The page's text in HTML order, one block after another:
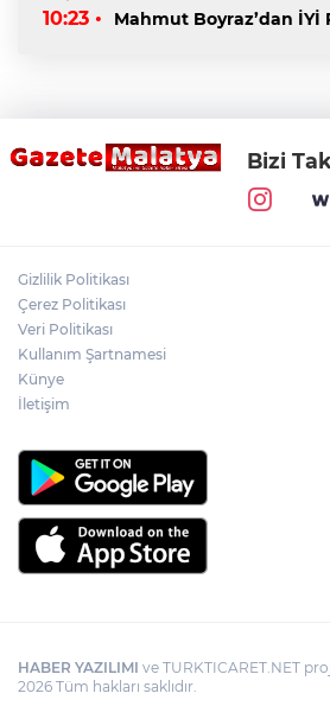
10:23 • Mahmut Boyraz’dan İYİ
Bizi
Gizlilik Politikası
Çerez Politikası
Veri Politikası
Kullanım Şartnamesi
Künye
İletişim
HABER YAZILIMI ve TURKTICARET.NET
2026 Tüm hakları saklıdır.